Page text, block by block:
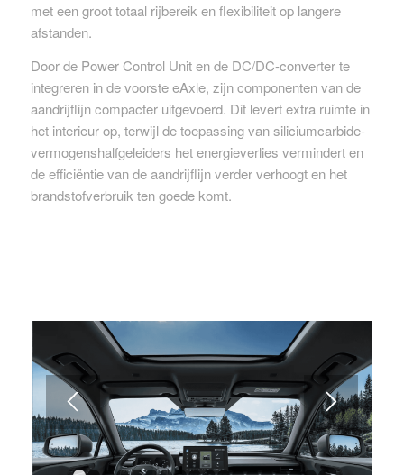
met een groot totaal rijbereik en flexibiliteit op langere
afstanden.
Door de Power Control Unit en de DC/DC-converter te
integreren in de voorste eAxle, zijn componenten van de
aandrijflijn compacter uitgevoerd. Dit levert extra ruimte in
het interieur op, terwijl de toepassing van siliciumcarbide-
vermogenshalfgeleiders het energieverlies vermindert en
de efficiëntie van de aandrijflijn verder verhoogt en het
brandstofverbruik ten goede komt.